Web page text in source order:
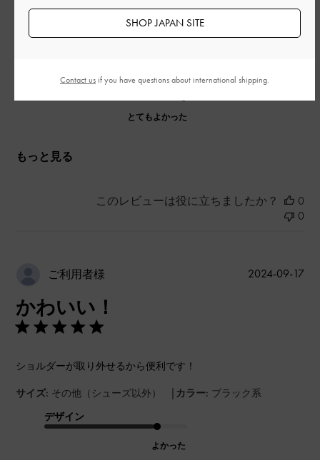
品質
とてもよかった
もっと見る
このレビューは役に立ちましたか？
0
0
ご利用者様
かわいい！
ショルダーが取り外せるから便利です！
サイズ: その他（シューズ以外） | カラー: ブラック系
デザイン
よかった
公
2024-09-17
SHOP JAPAN SITE
Contact usif you have questions about international shipping.